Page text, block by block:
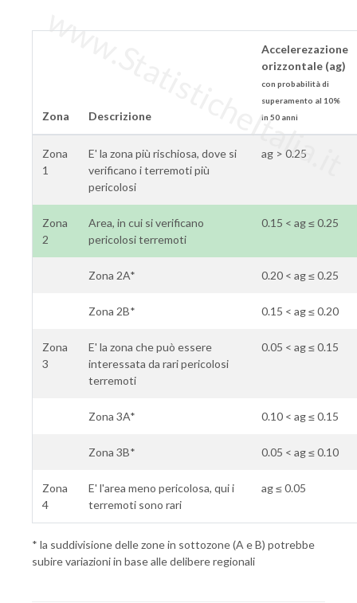
Zona Descrizione
Accelerezazione
orizzontale (ag)
con probabilità di
superamento al 10%
in 50 anni
Zona
1
E' la zona più rischiosa, dove si
verificano i terremoti più
pericolosi
ag > 0.25
Zona
2
Area, in cui si verificano
pericolosi terremoti
0.15 < ag ≤ 0.25
Zona 2A* 0.20 < ag ≤ 0.25
Zona 2B* 0.15 < ag ≤ 0.20
Zona
3
E' la zona che può essere
interessata da rari pericolosi
terremoti
0.05 < ag ≤ 0.15
Zona 3A* 0.10 < ag ≤ 0.15
Zona 3B* 0.05 < ag ≤ 0.10
Zona
4
E' l'area meno pericolosa, qui i
terremoti sono rari
ag ≤ 0.05
www.StatisticheItalia.it
* la suddivisione delle zone in sottozone (A e B) potrebbe
subire variazioni in base alle delibere regionali